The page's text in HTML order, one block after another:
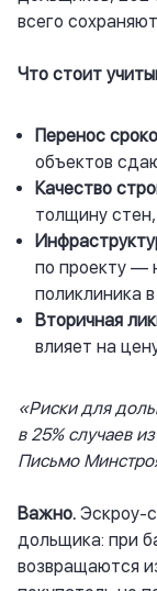
всего
Что стоит
Перенос
объектов
Качество
толщину
по проекту —
поликлиника
Вторичная
влияет на
«Риски для
в 25% случаев
Письмо
Важно. Эскроу-
дольщика: при
возвращаются